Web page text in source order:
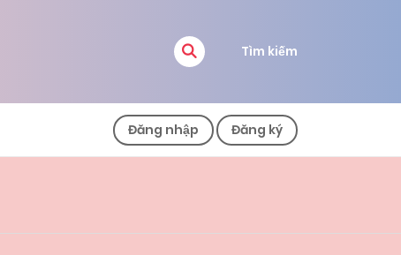
Tìm kiếm
Đăng nhập Đăng ký